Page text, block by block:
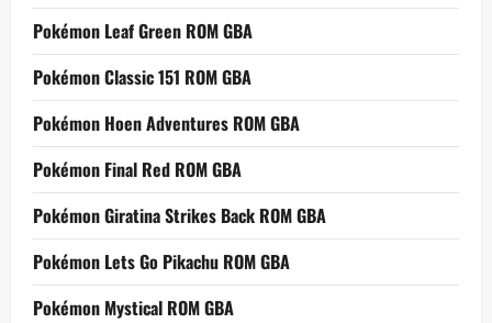
Pokémon Leaf Green ROM GBA
Pokémon Classic 151 ROM GBA
Pokémon Hoen Adventures ROM GBA
Pokémon Final Red ROM GBA
Pokémon Giratina Strikes Back ROM GBA
Pokémon Lets Go Pikachu ROM GBA
Pokémon Mystical ROM GBA